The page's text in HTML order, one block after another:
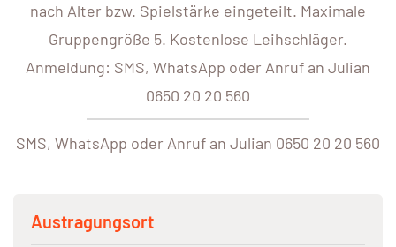
nach Alter bzw. Spielstärke eingeteilt. Maximale
Gruppengröße 5. Kostenlose Leihschläger.
Anmeldung: SMS, WhatsApp oder Anruf an Julian
0650 20 20 560
SMS, WhatsApp oder Anruf an Julian 0650 20 20 560
Austragungsort